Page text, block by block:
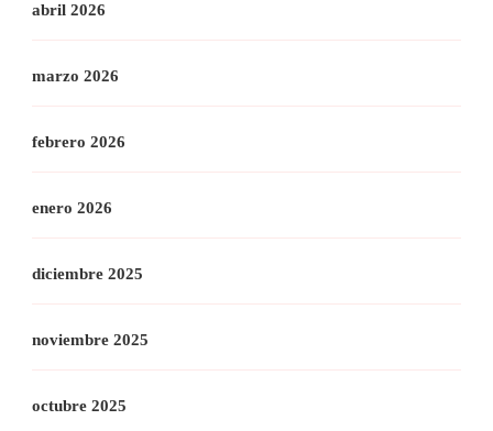
abril 2026
marzo 2026
febrero 2026
enero 2026
diciembre 2025
noviembre 2025
octubre 2025